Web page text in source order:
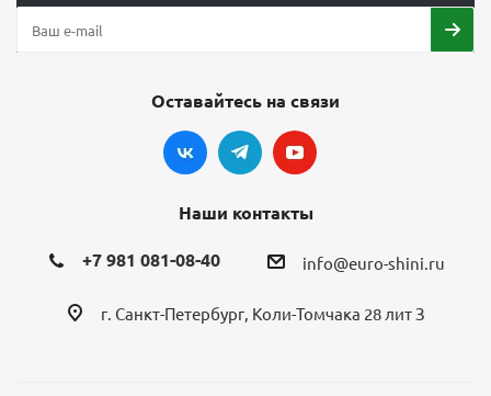
Оставайтесь на связи
Наши контакты
+7 981 081-08-40 info@euro-shini.ru
г. Санкт-Петербург, Коли-Томчака 28 лит З